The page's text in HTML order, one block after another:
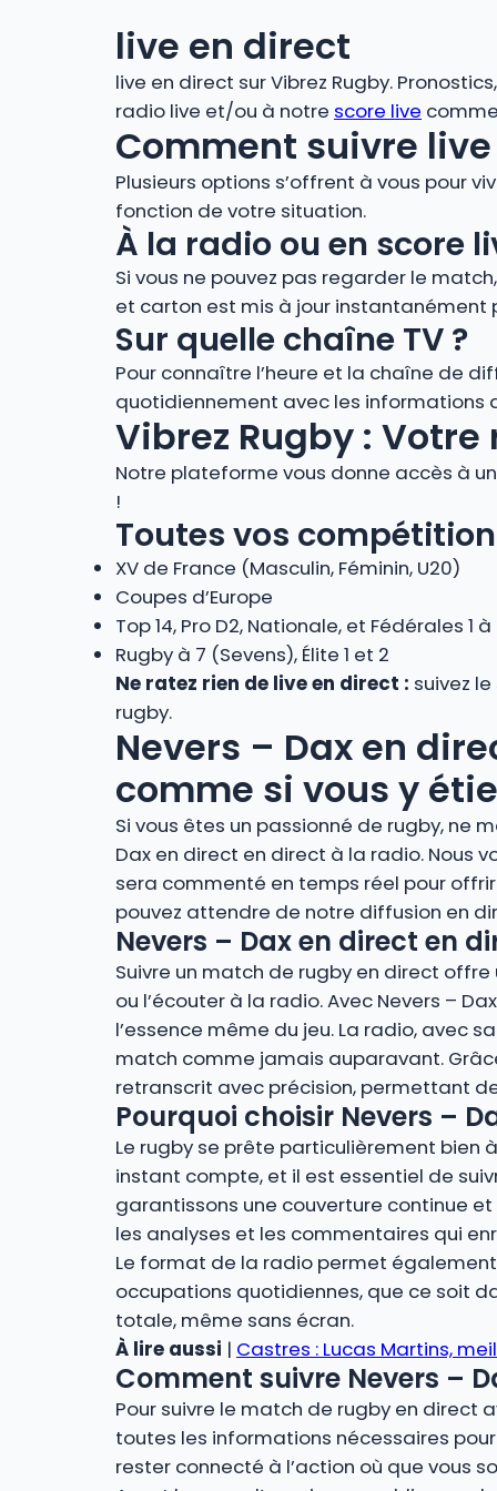
live en direct
live en direct sur Vibrez Rugby.
radio live et/ou à notre score live
Comment suivre
Plusieurs options s’offrent à vous pour
fonction de votre situation.
À la radio ou en score
Si vous ne pouvez pas regarder le
et carton est mis à jour instantanément
Sur quelle chaîne TV ?
Pour connaître l’heure et la chaîne de
quotidiennement avec les informations
Vibrez Rugby :
Notre plateforme vous donne accès à
!
Toutes vos
XV de France (Masculin, Féminin, U20)
Coupes d’Europe
Top 14, Pro D2, Nationale, et Fédérales 1 à
Rugby à 7 (Sevens), Élite 1 et 2
Ne ratez rien de live en direct : suivez
rugby.
Nevers – Dax en
comme si vous y
Si vous êtes un passionné de rugby, ne
Dax en direct en direct à la radio. Nous
sera commenté en temps réel pour
pouvez attendre de notre diffusion en
Nevers – Dax en direct en
Suivre un match de rugby en direct
ou l’écouter à la radio. Avec Nevers –
l’essence même du jeu. La radio, avec
match comme jamais auparavant.
retranscrit avec précision, permettant
Pourquoi choisir Nevers –
Le rugby se prête particulièrement bien
instant compte, et il est essentiel de
garantissons une couverture continue
les analyses et les commentaires qui
Le format de la radio permet
occupations quotidiennes, que ce soit
totale, même sans écran.
À lire aussi | Castres : Lucas Martins,
Comment suivre Nevers –
Pour suivre le match de rugby en direct
toutes les informations nécessaires
rester connecté à l’action où que vous